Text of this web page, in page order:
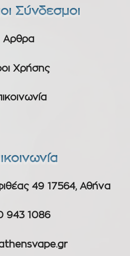
Σύνδεσμοι
Αρθρα
Χρήσης
49 17564, Αθήνα
943 1086